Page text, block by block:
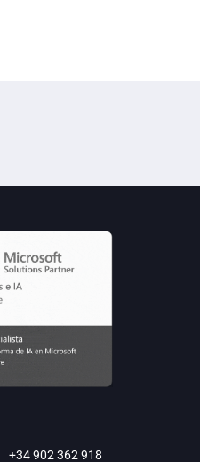
+34 902 362 918